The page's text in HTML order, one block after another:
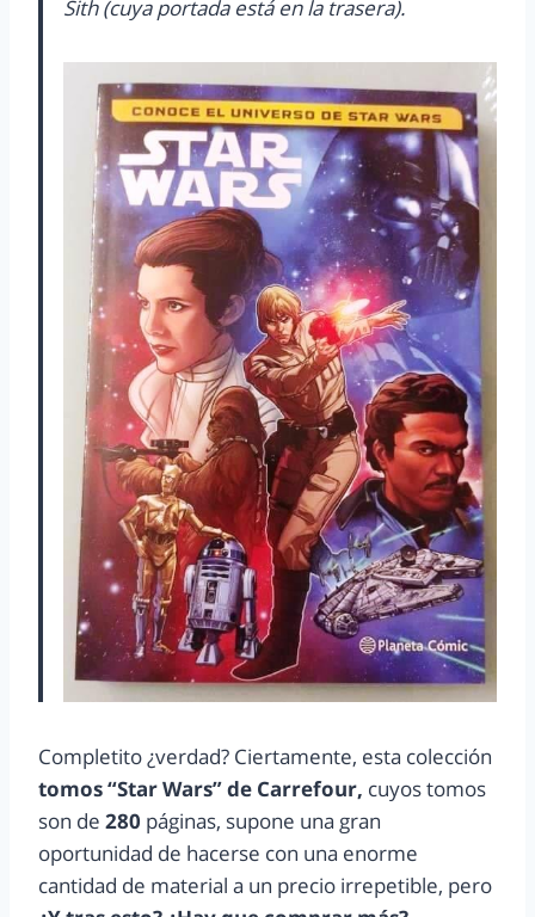
Sith (cuya portada está en la trasera).
Completito ¿verdad? Ciertamente, esta colección
tomos “Star Wars” de Carrefour, cuyos tomos
son de 280 páginas, supone una gran
oportunidad de hacerse con una enorme
cantidad de material a un precio irrepetible, pero